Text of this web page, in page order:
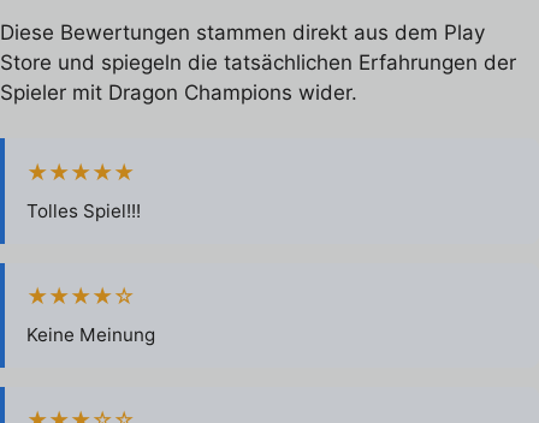
Diese Bewertungen stammen direkt aus dem Play
Store und spiegeln die tatsächlichen Erfahrungen der
Spieler mit Dragon Champions wider.
★★★★★
Tolles Spiel!!!
★★★★☆
Keine Meinung